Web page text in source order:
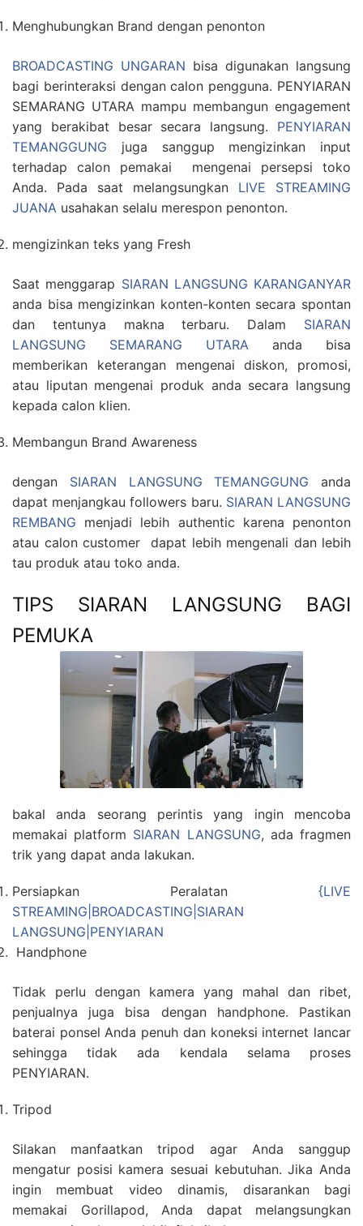
Menghubungkan Brand dengan penonton
BROADCASTING UNGARAN bisa digunakan langsung
bagi berinteraksi dengan calon pengguna. PENYIARAN
SEMARANG UTARA mampu membangun engagement
yang berakibat besar secara langsung. PENYIARAN
TEMANGGUNG juga sanggup mengizinkan input
terhadap calon pemakai mengenai persepsi toko
Anda. Pada saat melangsungkan LIVE STREAMING
JUANA usahakan selalu merespon penonton.
mengizinkan teks yang Fresh
Saat menggarap SIARAN LANGSUNG KARANGANYAR
anda bisa mengizinkan konten-konten secara spontan
dan tentunya makna terbaru. Dalam SIARAN
LANGSUNG SEMARANG UTARA anda bisa
memberikan keterangan mengenai diskon, promosi,
atau liputan mengenai produk anda secara langsung
kepada calon klien.
Membangun Brand Awareness
dengan SIARAN LANGSUNG TEMANGGUNG anda
dapat menjangkau followers baru. SIARAN LANGSUNG
REMBANG menjadi lebih authentic karena penonton
atau calon customer dapat lebih mengenali dan lebih
tau produk atau toko anda.
TIPS SIARAN LANGSUNG BAGI
PEMUKA
bakal anda seorang perintis yang ingin mencoba
memakai platform SIARAN LANGSUNG, ada fragmen
trik yang dapat anda lakukan.
Persiapkan Peralatan {LIVE
STREAMING|BROADCASTING|SIARAN
LANGSUNG|PENYIARAN
Handphone
Tidak perlu dengan kamera yang mahal dan ribet,
penjualnya juga bisa dengan handphone. Pastikan
baterai ponsel Anda penuh dan koneksi internet lancar
sehingga tidak ada kendala selama proses
PENYIARAN.
Tripod
Silakan manfaatkan tripod agar Anda sanggup
mengatur posisi kamera sesuai kebutuhan. Jika Anda
ingin membuat video dinamis, disarankan bagi
memakai Gorillapod, Anda dapat melangsungkan